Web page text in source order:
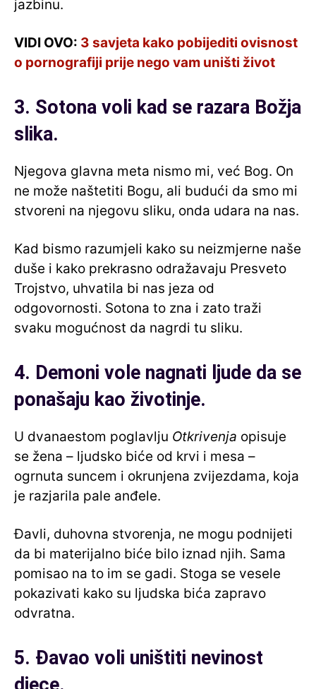
jazbinu.
VIDI OVO: 3 savjeta kako pobijediti ovisnost
o pornografiji prije nego vam uništi život
3. Sotona voli kad se razara Božja
slika.
Njegova glavna meta nismo mi, već Bog. On
ne može naštetiti Bogu, ali budući da smo mi
stvoreni na njegovu sliku, onda udara na nas.
Kad bismo razumjeli kako su neizmjerne naše
duše i kako prekrasno odražavaju Presveto
Trojstvo, uhvatila bi nas jeza od
odgovornosti. Sotona to zna i zato traži
svaku mogućnost da nagrdi tu sliku.
4. Demoni vole nagnati ljude da se
ponašaju kao životinje.
U dvanaestom poglavlju Otkrivenja opisuje
se žena – ljudsko biće od krvi i mesa –
ogrnuta suncem i okrunjena zvijezdama, koja
je razjarila pale anđele.
Đavli, duhovna stvorenja, ne mogu podnijeti
da bi materijalno biće bilo iznad njih. Sama
pomisao na to im se gadi. Stoga se vesele
pokazivati kako su ljudska bića zapravo
odvratna.
5. Đavao voli uništiti nevinost